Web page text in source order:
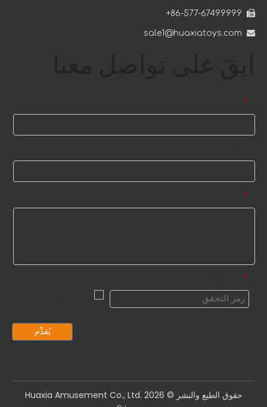

86-577-67499999+

sale1@huaxiatoys.com
*
*
*
يُقدِّم
حقوق الطبع والنشر ©️ 2026